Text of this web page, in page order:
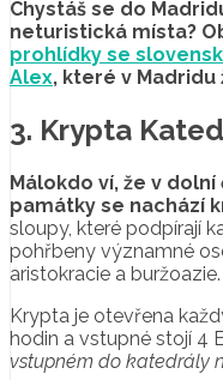
Chystáš se do
neturistická místa?
prohlídky se
Alex, které v Madridu
3. Krypta
Málokdo ví, že v
památky se nachází
sloupy, které podpírají
pohřbeny významné
aristokracie a buržoazie.
Krypta je otevřena
hodin a vstupné stojí 4
vstupném do katedrály